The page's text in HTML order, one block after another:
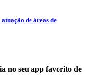
de áreas de
no seu app favorito de